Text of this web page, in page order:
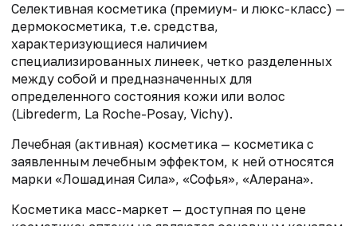
Селективная косметика (премиум- и люкс-класс) —
дермокосметика, т.е. средства,
характеризующиеся наличием
специализированных линеек, четко разделенных
между собой и предназначенных для
определенного состояния кожи или волос
(Librederm, La Roche-Posay, Vichy).
Лечебная (активная) косметика — косметика с
заявленным лечебным эффектом, к ней относятся
марки «Лошадиная Сила», «Софья», «Алерана».
Косметика масс-маркет — доступная по цене